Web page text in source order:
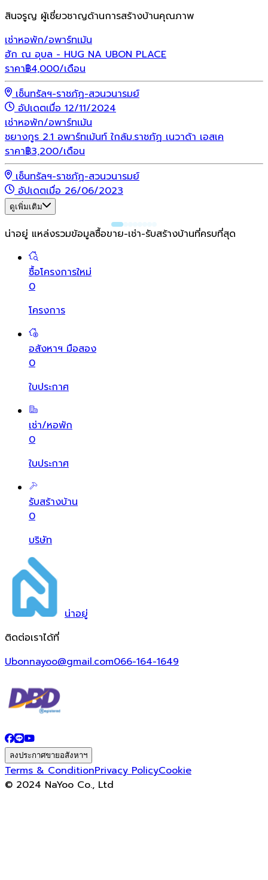
สินจรูญ ผู้เชี่ยวชาญด้านการสร้างบ้านคุณภาพ
เช่าหอพัก/อพาร์ทเม้น
ฮัก ณ อุบล - HUG NA UBON PLACE
ราคา฿4,000/เดือน
เซ็นทรัลฯ-ราชภัฏ-สวนวนารมย์
อัปเดตเมื่อ 12/11/2024
เช่าหอพัก/อพาร์ทเม้น
ชยางกูร 2.1 อพาร์ทเม้นท์ ใกล้ม.ราชภัฏ เนวาด้า เอสเค
ราคา฿3,200/เดือน
เซ็นทรัลฯ-ราชภัฏ-สวนวนารมย์
อัปเดตเมื่อ 26/06/2023
ดูเพิ่มเติม
น่าอยู่ แหล่งรวมข้อมูลซื้อขาย-เช่า-รับสร้างบ้านที่ครบที่สุด
ซื้อโครงการใหม่
0
โครงการ
อสังหาฯ มือสอง
0
ใบประกาศ
เช่า/หอพัก
0
ใบประกาศ
รับสร้างบ้าน
0
บริษัท
น่าอยู่
ติดต่อเราได้ที่
Ubonnayoo@gmail.com066-164-1649
ลงประกาศขายอสังหาฯ
Terms & ConditionPrivacy PolicyCookie
© 2024 NaYoo Co., Ltd